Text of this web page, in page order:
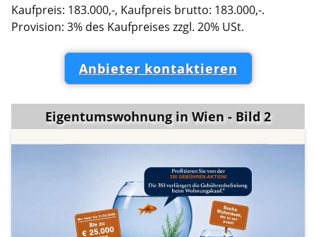
Kaufpreis: 183.000,-, Kaufpreis brutto: 183.000,-.
Provision: 3% des Kaufpreises zzgl. 20% USt.
Anbieter kontaktieren
Eigentumswohnung in Wien - Bild 2